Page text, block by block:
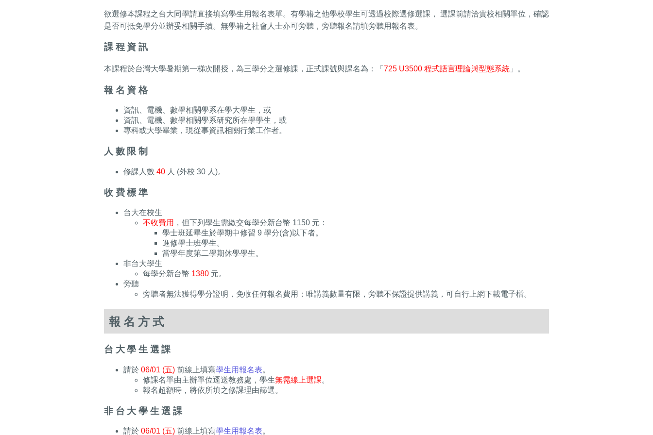
欲選修本課程之台大同學請直接填寫學生用報名表單。有學籍之他學校學生可透過校際選修選課， 選課前請洽貴校相關單位，確認
是否可抵免學分並辦妥相關手續。無學籍之社會人士亦可旁聽，旁聽報名請填旁聽用報名表。
課程資訊
本課程於台灣大學暑期第一梯次開授，為三學分之選修課，正式課號與課名為：「 725 U3500 程式語言理論與型態系統 」。
報名資格
資訊、電機、數學相關學系在學大學生，或
資訊、電機、數學相關學系研究所在學學生，或
專科或大學畢業，現從事資訊相關行業工作者。
人數限制
修課人數 40 人 (外校 30 人)。
收費標準
台大在校生
不收費用 ，但下列學生需繳交每學分新台幣 1150 元：
學士班延畢生於學期中修習 9 學分(含)以下者。
進修學士班學生。
當學年度第二學期休學學生。
非台大學生
每學分新台幣 1380 元。
旁聽
旁聽者無法獲得學分證明，免收任何報名費用；唯講義數量有限，旁聽不保證提供講義，可自行上網下載電子檔。
報名方式
台大學生選課
請於 06/01 (五) 前線上填寫學生用報名表。
修課名單由主辦單位逕送教務處，學生無需線上選課。
報名超額時，將依所填之修課理由篩選。
非台大學生選課​
請於 06/01 (五) 前線上填寫學生用報名表。